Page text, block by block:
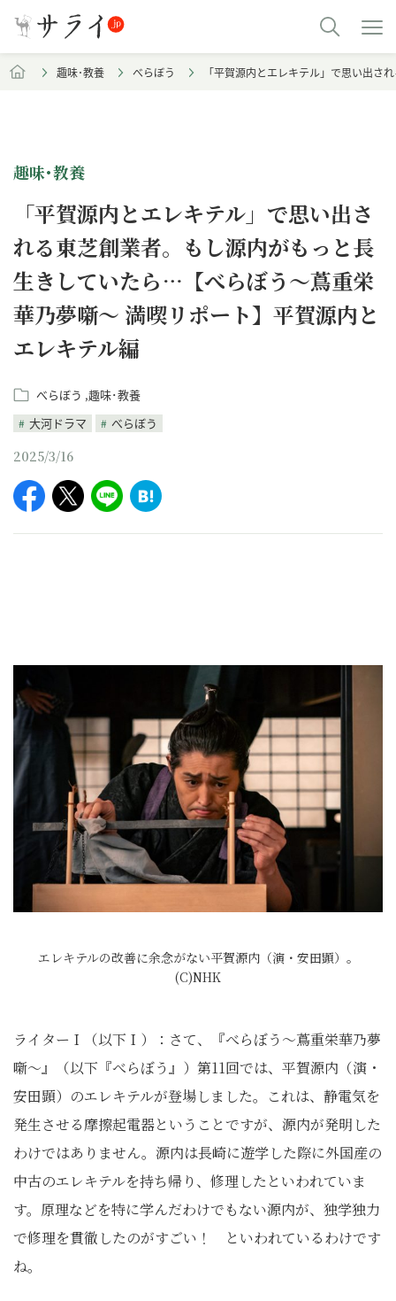
趣味･教養 べらぼう 「平賀源内とエレキテル」で思い出
趣味･教養
「平賀源内とエレキテル」で思い出さ
れる東芝創業者。もし源内がもっと長
生きしていたら…【べらぼう～蔦重栄
華乃夢噺～ 満喫リポート】平賀源内と
エレキテル編
べらぼう 趣味･教養
大河ドラマ
べらぼう
2025/3/16
エレキテルの改善に余念がない平賀源内（演・安田顕）。
(C)NHK
ライターＩ（以下Ｉ）：さて、『べらぼう～蔦重栄華乃夢
噺～』（以下『べらぼう』）第11回では、平賀源内（演・
安田顕）のエレキテルが登場しました。これは、静電気を
発生させる摩擦起電器ということですが、源内が発明した
わけではありません。源内は長崎に遊学した際に外国産の
中古のエレキテルを持ち帰り、修理したといわれていま
す。原理などを特に学んだわけでもない源内が、独学独力
で修理を貫徹したのがすごい！ といわれているわけです
ね。